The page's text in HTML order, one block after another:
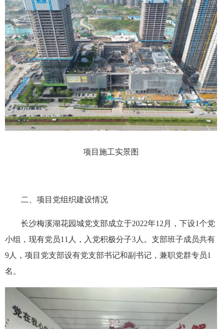
项目施工实景图
二、项目党组织建设情况
长沙梅溪湖花园城党支部成立于2022年12月，下设1个党
小组，现有党员11人，入党积极分子3人。支部班子成员共有
9人，项目党支部设有党支部书记和副书记，兼职党群专员1
名。